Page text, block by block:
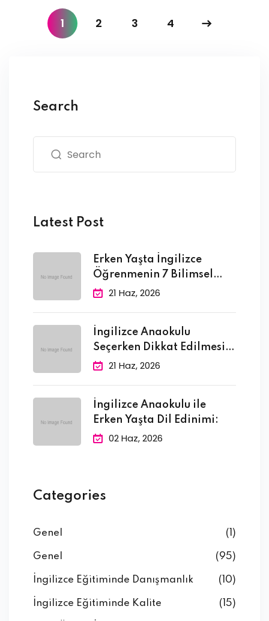
1 2 3 4
Search
Latest Post
Erken Yaşta İngilizce
Öğrenmenin 7 Bilimsel
Faydası
21 Haz, 2026
İngilizce Anaokulu
Seçerken Dikkat Edilmesi
Gereken 10
21 Haz, 2026
İngilizce Anaokulu ile
Erken Yaşta Dil Edinimi:
02 Haz, 2026
Categories
Genel (1)
Genel (95)
İngilizce Eğitiminde Danışmanlık (10)
İngilizce Eğitiminde Kalite (15)